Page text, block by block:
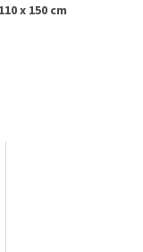
110 x 150 cm